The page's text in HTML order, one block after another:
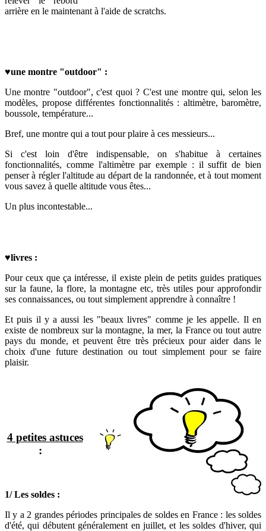
arrière en le maintenant à l'aide de scratchs.
♥une montre "outdoor" :
Une montre "outdoor", c'est quoi ? C'est une montre qui, selon les
modèles, propose différentes fonctionnalités : altimètre, baromètre,
boussole, température...
Bref, une montre qui a tout pour plaire à ces messieurs...
Si c'est loin d'être indispensable, on s'habitue à certaines
fonctionnalités, comme l'altimètre par exemple : il suffit de bien
penser à régler l'altitude au départ de la randonnée, et à tout moment
vous savez à quelle altitude vous êtes...
Un plus incontestable...
♥livres :
Pour ceux que ça intéresse, il existe plein de petits guides pratiques
sur la faune, la flore, la montagne etc, très utiles pour approfondir
ses connaissances, ou tout simplement apprendre à connaître !
Et puis il y a aussi les "beaux livres" comme je les appelle. Il en
existe de nombreux sur la montagne, la mer, la France ou tout autre
pays du monde, et peuvent être très précieux pour aider dans le
choix d'une future destination ou tout simplement pour se faire
plaisir.
4 petites astuces
:
1/ Les soldes :
Il y a 2 grandes périodes principales de soldes en France : les soldes
d'été, qui débutent généralement en juillet, et les soldes d'hiver, qui